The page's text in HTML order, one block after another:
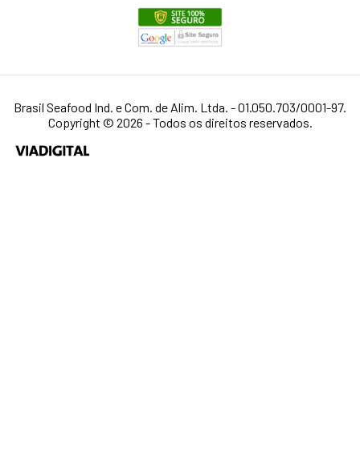
Brasil Seafood Ind. e Com. de Alim. Ltda. - 01.050.703/0001-97.
Copyright © 2026 - Todos os direitos reservados.